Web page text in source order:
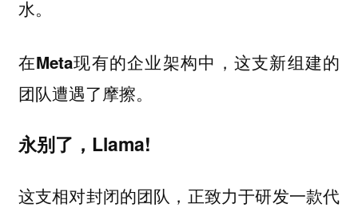
水。
在Meta现有的企业架构中，这支新组建的
团队遭遇了摩擦。
永别了，Llama!
这支相对封闭的团队，正致力于研发一款代